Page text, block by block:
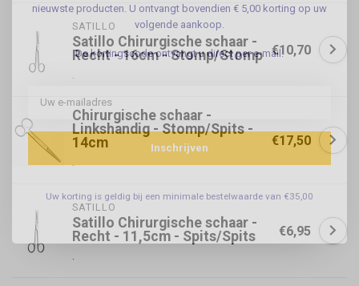
SATILLO
Satillo Chirurgische schaar -
Recht - 16cm - Stomp/Stomp
.
€10,70
Chirurgische schaar -
Linkshandig - Stomp/Spits -
14cm
.
€17,50
SATILLO
Satillo Chirurgische schaar -
Recht - 11,5cm - Spits/Spits
.
€6,95
nieuwste producten. U ontvangt bovendien € 5,00 korting op uw
volgende aankoop.
De kortingscode ontvangt u direct per e-mail.
Inschrijven
Uw korting is geldig bij een minimale bestelwaarde van €35,00